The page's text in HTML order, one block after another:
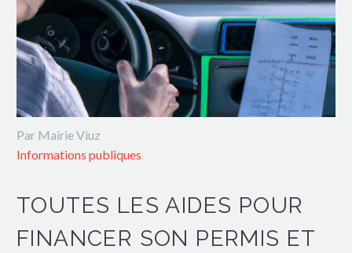
Par Mairie Viuz
Informations publiques
TOUTES LES AIDES POUR
FINANCER SON PERMIS ET